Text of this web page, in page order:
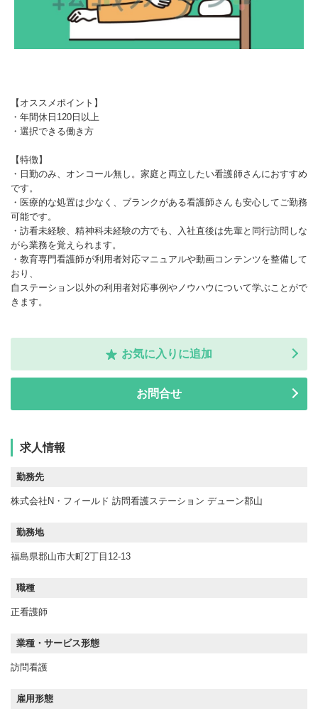
【オススメポイント】
・年間休日120日以上
・選択できる働き方
【特徴】
・日勤のみ、オンコール無し。家庭と両立したい看護師さんにおすすめ
です。
・医療的な処置は少なく、ブランクがある看護師さんも安心してご勤務
可能です。
・訪看未経験、精神科未経験の方でも、入社直後は先輩と同行訪問しな
がら業務を覚えられます。
・教育専門看護師が利用者対応マニュアルや動画コンテンツを整備して
おり、
自ステーション以外の利用者対応事例やノウハウについて学ぶことがで
きます。
お気に入りに追加
お問合せ
求人情報
勤務先
株式会社N・フィールド 訪問看護ステーション デューン郡山
勤務地
福島県郡山市大町2丁目12-13
職種
正看護師
業種・サービス形態
訪問看護
雇用形態